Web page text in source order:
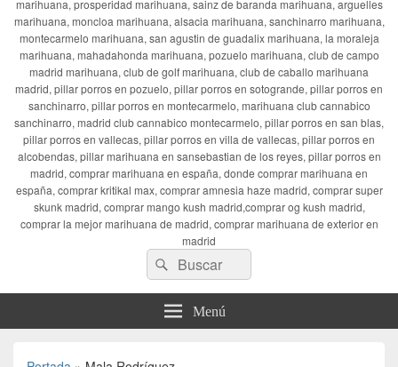
marihuana, prosperidad marihuana, sainz de baranda marihuana, arguelles
marihuana, moncloa marihuana, alsacia marihuana, sanchinarro marihuana,
montecarmelo marihuana, san agustin de guadalix marihuana, la moraleja
marihuana, mahadahonda marihuana, pozuelo marihuana, club de campo
madrid marihuana, club de golf marihuana, club de caballo marihuana
madrid, pillar porros en pozuelo, pillar porros en sotogrande, pillar porros en
sanchinarro, pillar porros en montecarmelo, marihuana club cannabico
sanchinarro, madrid club cannabico montecarmelo, pillar porros en san blas,
pillar porros en vallecas, pillar porros en villa de vallecas, pillar porros en
alcobendas, pillar marihuana en sansebastian de los reyes, pillar porros en
madrid, comprar marihuana en españa, donde comprar marihuana en
españa, comprar kritikal max, comprar amnesia haze madrid, comprar super
skunk madrid, comprar mango kush madrid,comprar og kush madrid,
comprar la mejor marihuana de madrid, comprar marihuana de exterior en
madrid
Buscar
por:
Buscar
Menú